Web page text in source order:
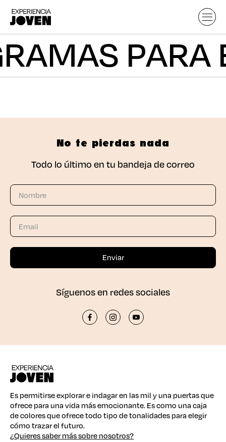
No te pierdas nada
Todo lo último en tu bandeja de correo
Síguenos en redes sociales
Es permitirse explorar e indagar en las mil y una puertas que
ofrece para una vida más emocionante. Es como una caja
de colores que ofrece todo tipo de tonalidades para elegir
cómo trazar el futuro.
¿Quieres saber más sobre nosotros?